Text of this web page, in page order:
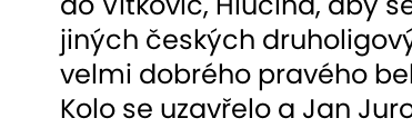
jiných českých
velmi dobrého pravého
Kolo se uzavřelo a Jan